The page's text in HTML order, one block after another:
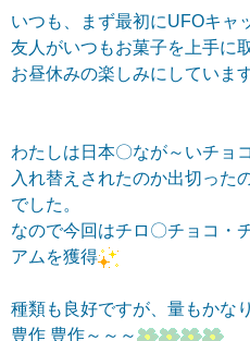
いつも、まず最初にUFOキャ
友人がいつもお菓子を上手に
お昼休みの楽しみにしていま
わたしは日本〇なが～いチョ
入れ替えされたのか出切った
でした。
なので今回はチロ〇チョコ・
アムを獲得
種類も良好ですが、量もかな
豊作 豊作～～～